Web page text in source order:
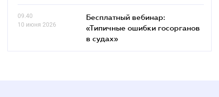
09.40
10 июня 2026
Бесплатный вебинар:
«Типичные ошибки госорганов
в судах»